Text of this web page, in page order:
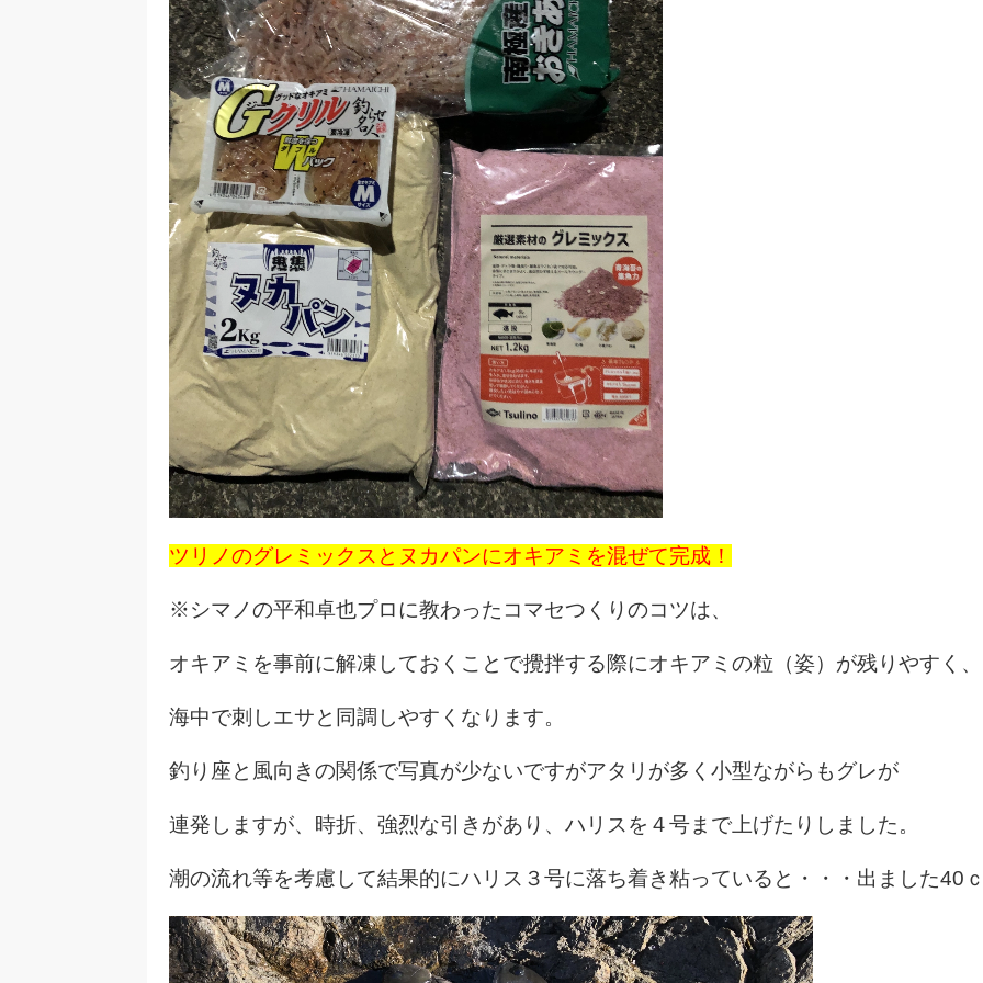
ツリノのグレミックスとヌカパンにオキアミを混ぜて完成！
※シマノの平和卓也プロに教わったコマセつくりのコツは、
オキアミを事前に解凍しておくことで攪拌する際にオキアミの粒（姿）が残りやすく、
海中で刺しエサと同調しやすくなります。
釣り座と風向きの関係で写真が少ないですがアタリが多く小型ながらもグレが
連発しますが、時折、強烈な引きがあり、ハリスを４号まで上げたりしました。
潮の流れ等を考慮して結果的にハリス３号に落ち着き粘っていると・・・出ました40